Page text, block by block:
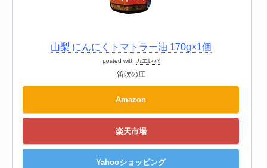
山梨 にんにくトマトラー油 170g×1個
posted with カエレバ
笛吹の庄
Amazon
楽天市場
Yahooショッピング